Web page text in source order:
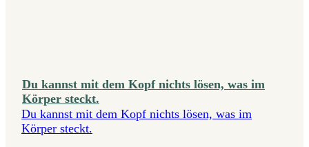
Du kannst mit dem Kopf nichts lösen, was im
Körper steckt.
Du kannst mit dem Kopf nichts lösen, was im
Körper steckt.